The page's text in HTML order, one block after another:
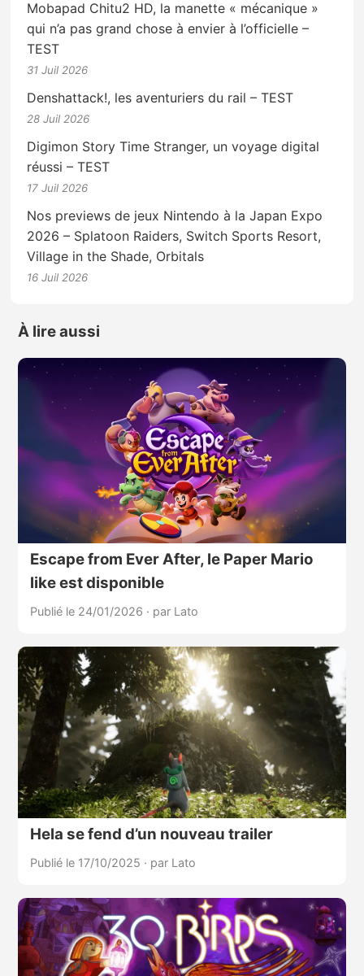
Mobapad Chitu2 HD, la manette « mécanique »
qui n’a pas grand chose à envier à l’officielle –
TEST
31 Juil 2026
Denshattack!, les aventuriers du rail – TEST
28 Juil 2026
Digimon Story Time Stranger, un voyage digital
réussi – TEST
17 Juil 2026
Nos previews de jeux Nintendo à la Japan Expo
2026 – Splatoon Raiders, Switch Sports Resort,
Village in the Shade, Orbitals
16 Juil 2026
À lire aussi
Escape from Ever After, le Paper Mario
like est disponible
Publié le 24/01/2026 · par Lato
Hela se fend d’un nouveau trailer
Publié le 17/10/2025 · par Lato